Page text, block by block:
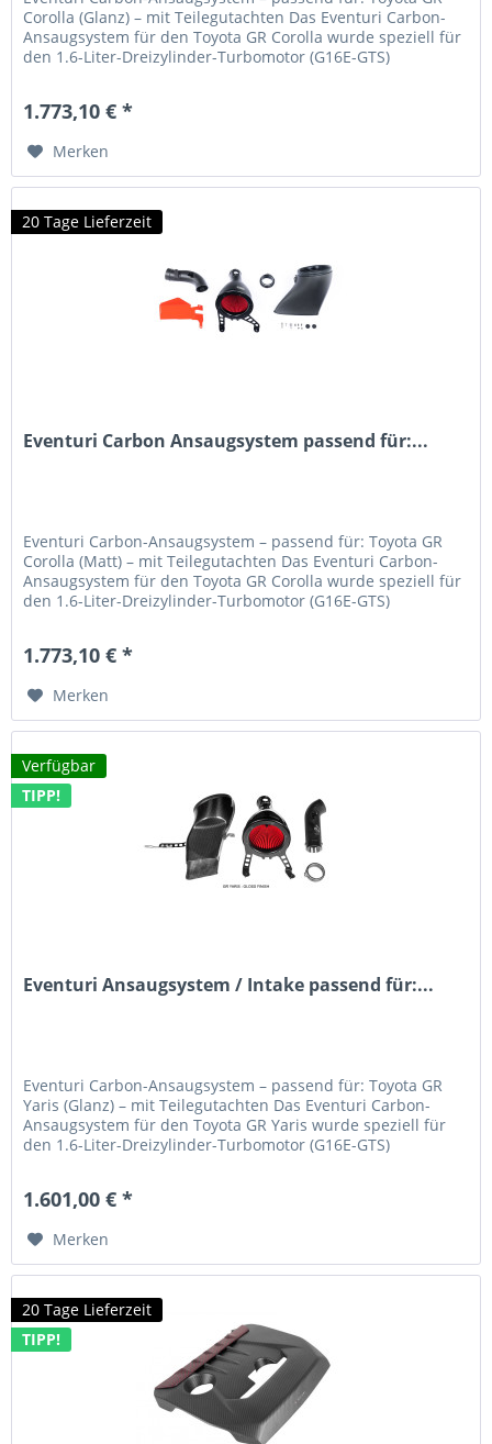
Corolla (Glanz) – mit Teilegutachten Das Eventuri Carbon-
Ansaugsystem für den Toyota GR Corolla wurde speziell für
den 1.6-Liter-Dreizylinder-Turbomotor (G16E-GTS)
1.773,10 € *
Merken
20 Tage Lieferzeit
Eventuri Carbon Ansaugsystem passend für:...
Eventuri Carbon-Ansaugsystem – passend für: Toyota GR
Corolla (Matt) – mit Teilegutachten Das Eventuri Carbon-
Ansaugsystem für den Toyota GR Corolla wurde speziell für
den 1.6-Liter-Dreizylinder-Turbomotor (G16E-GTS)
1.773,10 € *
Merken
Verfügbar
TIPP!
Eventuri Ansaugsystem / Intake passend für:...
Eventuri Carbon-Ansaugsystem – passend für: Toyota GR
Yaris (Glanz) – mit Teilegutachten Das Eventuri Carbon-
Ansaugsystem für den Toyota GR Yaris wurde speziell für
den 1.6-Liter-Dreizylinder-Turbomotor (G16E-GTS)
1.601,00 € *
Merken
20 Tage Lieferzeit
TIPP!